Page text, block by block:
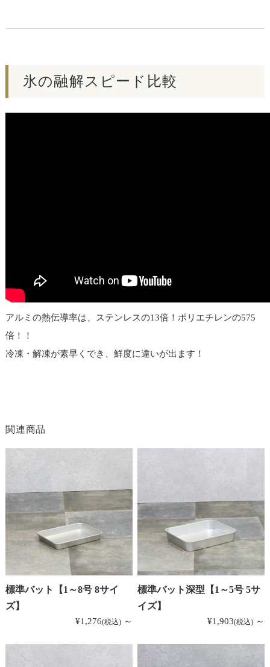
氷の融解スピード比較
アルミの熱伝導率は、ステンレスの13倍！ポリエチレンの575
倍！！
冷凍・解凍が素早くでき、鮮度に違いが出ます！
関連商品
標準バット【1～8号 8サイ
ズ】
¥1,276(税込) ～
標準バット深型【1～5号 5サ
イズ】
¥1,903(税込) ～